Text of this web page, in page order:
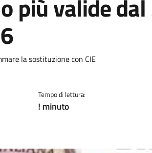
più valide dal
la sostituzione con CIE
Tempo di lettura:
! minuto